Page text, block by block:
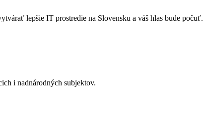
lepšie IT prostredie na Slovensku a váš hlas bude počuť.
i nadnárodných subjektov.